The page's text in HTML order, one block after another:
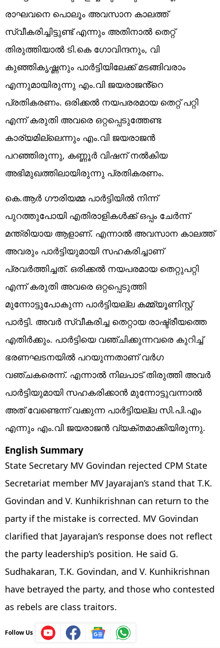
രാഘവനെ പൊലൂം അവസാന കാലത്ത്
സ്വീകരിച്ചിട്ടുണ്ട് എന്നും അതിനാൽ തെറ്റ്
തിരുത്തിയാൽ ടി.കെ ഗോവിന്ദനും, വി
കുഞ്ഞികൃഷ്ണനും പാർട്ടിയിലേക്ക് മടങ്ങിവരാം
എന്നുമായിരുന്നു എം.വി ജയരാജൻ്റെ
പ്രതികരണം. ഒരിക്കൽ നയപരരമായ തെറ്റ് പറ്റി
എന്ന് കരുതി അവരെ ഒറ്റപ്പെടുത്തേണ്ട
കാര്യമില്ലെന്നും എം.വി ജയരാജൻ
പറഞ്ഞിരുന്നു, കണ്ണൂർ വിഷന് നൽകിയ
അഭിമുഖത്തിലായിരുന്നു പ്രതികരണം.
കെ.ആർ ഗൗരിയമ്മ പാർട്ടിയിൽ നിന്ന്
പുറത്തുപോയി എതിരാളികൾക്ക് ഒപ്പം ചേർന്ന്
മന്ത്രിയായ ആളാണ്. എന്നാൽ അവസാന കാലത്ത്
അവരും പാർട്ടിയുമായി സഹകരിച്ചാണ്
പ്രവർത്തിച്ചത്. ഒരിക്കൽ നയപരമായ തെറ്റുപറ്റി
എന്ന് കരുതി അവരെ ഒറ്റപ്പെടുത്തി
മുന്നോട്ടുപോകുന്ന പാർട്ടിയല്ല കമ്മ്യൂണിസ്റ്റ്
പാർട്ടി. അവർ സ്വീകരിച്ച തെറ്റായ രാഷ്ട്രീയത്തെ
എതിർക്കും. പാർട്ടിയെ വഞ്ചിക്കുന്നവരെ കുറിച്ച്
ഭരണഘടനയിൽ പറയുന്നതാണ് വർഗ
വഞ്ചകരെന്ന്. എന്നാൽ നിലപാട് തിരുത്തി അവർ
പാർട്ടിയുമായി സഹകരിക്കാൻ മുന്നോട്ടുവന്നാൽ
അത് വേണ്ടെന്ന് വക്കുന്ന പാർട്ടിയല്ല സി.പി.എം
എന്നും എം.വി ജയരാജൻ വ്യക്തമാക്കിയിരുന്നു.
English Summary
State Secretary MV Govindan rejected CPM State
Secretariat member MV Jayarajan’s stand that T.K.
Govindan and V. Kunhikrishnan can return to the
party if the mistake is corrected. MV Govindan
clarified that Jayarajan’s response does not reflect
the party leadership’s position. He said G.
Sudhakaran, T.K. Govindan, and V. Kunhikrishnan
have betrayed the party, and those who contested
as rebels are class traitors.
Follow Us